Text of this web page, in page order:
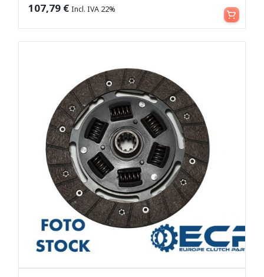
107,79 € Incl. IVA 22% Leggi tutto